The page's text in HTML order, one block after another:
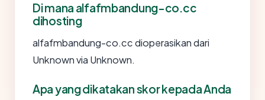
Di mana alfafmbandung-co.cc
dihosting
alfafmbandung-co.cc dioperasikan dari
Unknown via Unknown.
Apa yang dikatakan skor kepada Anda